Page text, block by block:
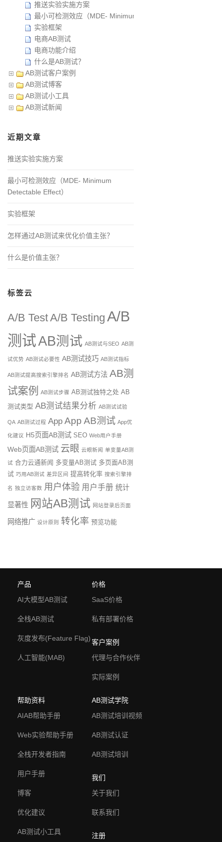
推送实验实施方案
最小可检测效应（MDE- Minimum Detectable Effect）
实验框架
电商AB测试
电商功能介绍
什么是AB测试？
AB测试客户案例
AB测试博客
AB测试小工具
AB测试新闻
近期文章
推送实验实施方案
最小可检测效应（MDE- Minimum
Detectable Effect）
实验框架
怎样通过AB测试来优化价值主张？
什么是价值主张？
标签云
A/B TestA/B Testing A/B
测试AB测试 AB测试与SEO AB测
试优势 AB测试必要性 AB测试技巧 AB测试指标
AB测试提高搜索引擎排名 AB测试方法 AB测
试案例
AB测试步骤 AB测试独特之处 AB
测试类型 AB测试结果分析 AB测试试验
QA AB测试过程 App App AB测试 App优
化建议 H5页面AB测试 SEO Web用户手册
Web页面AB测试 云眼 云眼新闻 单变量AB测
试 合力云通新闻 多变量AB测试 多页面AB测
试 巧用AB测试 差异区间 提高转化率 搜索引擎排
名 独立访客数 用户体验 用户手册 统计
显著性 网站AB测试 网站登录后页面
网络推广 设计原则 转化率 预览功能
产品
AI大模型AB测试
全栈AB测试
灰度发布(Feature Flag)
人工智能(MAB)
价格
SaaS价格
私有部署价格
客户案例
代理与合作伙伴
实际案例
帮助资料
AIAB帮助手册
Web实验帮助手册
全栈开发者指南
用户手册
博客
优化建议
AB测试小工具
AB测试学院
AB测试培训视频
AB测试认证
AB测试培训
我们
关于我们
联系我们
注册